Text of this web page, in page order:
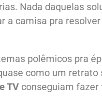
Nada daquelas
a camisa pra resolver
polêmicos pra
como um retrato
TV conseguiam fazer